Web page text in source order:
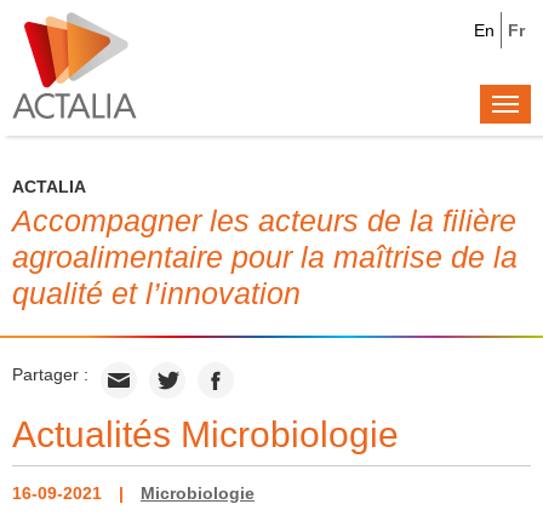
Fr
En
ACTALIA
Accompagner les acteurs de la filière
agroalimentaire pour la maîtrise de la
qualité et l’innovation
Partager :
Actualités Microbiologie
16-09-2021 Microbiologie